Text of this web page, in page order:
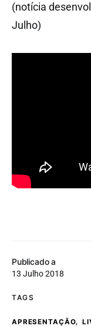
Publicado a
13 Julho 2018
TAGS
APRESENTAÇÃO,
(notícia
Julho)